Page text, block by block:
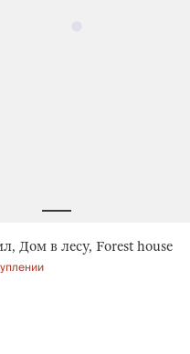
Дом в лесу, Forest house